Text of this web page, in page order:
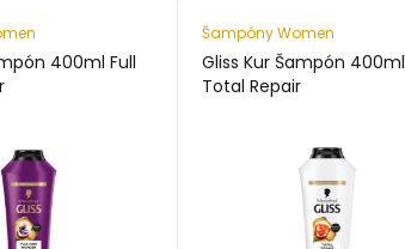
400ml Full
Šampóny Women
Gliss Kur Šampón 400ml
Total Repair